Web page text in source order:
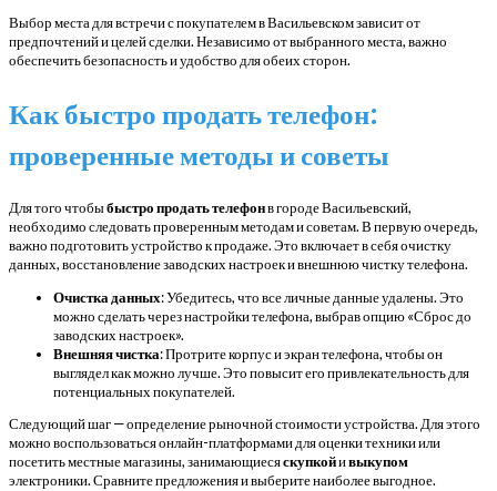
Выбор места для встречи с покупателем в Васильевском зависит от
предпочтений и целей сделки. Независимо от выбранного места, важно
обеспечить безопасность и удобство для обеих сторон.
Как быстро продать телефон:
проверенные методы и советы
Для того чтобыбыстро продать телефонв городе Васильевский,
необходимо следовать проверенным методам и советам. В первую очередь,
важно подготовить устройство к продаже. Это включает в себя очистку
данных, восстановление заводских настроек и внешнюю чистку телефона.
Очистка данных: Убедитесь, что все личные данные удалены. Это
можно сделать через настройки телефона, выбрав опцию «Сброс до
заводских настроек».
Внешняя чистка: Протрите корпус и экран телефона, чтобы он
выглядел как можно лучше. Это повысит его привлекательность для
потенциальных покупателей.
Следующий шаг — определение рыночной стоимости устройства. Для этого
можно воспользоваться онлайн-платформами для оценки техники или
посетить местные магазины, занимающиесяскупкойивыкупом
электроники. Сравните предложения и выберите наиболее выгодное.